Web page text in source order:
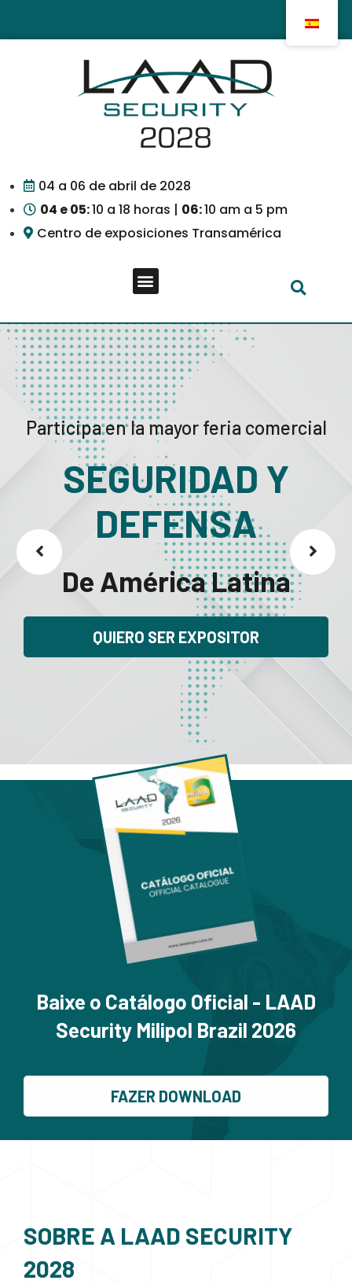
04 a 06 de abril de 2028
04 e 05:10 a 18 horas | 06:10 am a 5 pm
Centro de exposiciones Transamérica
Participa en la mayor feria comercial
SEGURIDAD Y
DEFENSA
De América Latina
QUIERO SER EXPOSITOR
Baixe o Catálogo Oficial - LAAD
Security Milipol Brazil 2026
FAZER DOWNLOAD
SOBRE A LAAD SECURITY
2028